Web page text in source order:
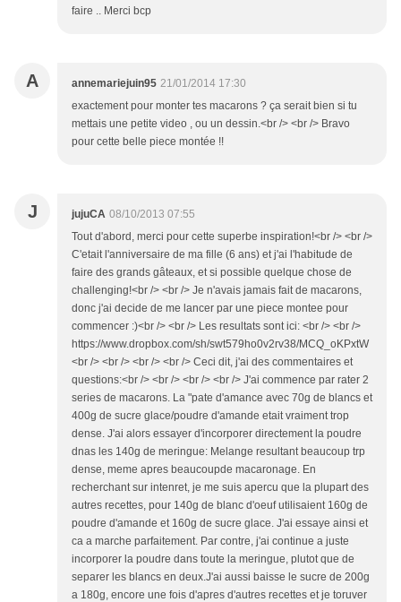
faire .. Merci bcp
A annemariejuin95 21/01/2014 17:30
exactement pour monter tes macarons ? ça serait bien si tu
mettais une petite video , ou un dessin.<br /> <br /> Bravo
pour cette belle piece montée !!
J jujuCA 08/10/2013 07:55
Tout d'abord, merci pour cette superbe inspiration!<br /> <br />
C'etait l'anniversaire de ma fille (6 ans) et j'ai l'habitude de
faire des grands gâteaux, et si possible quelque chose de
challenging!<br /> <br /> Je n'avais jamais fait de macarons,
donc j'ai decide de me lancer par une piece montee pour
commencer :)<br /> <br /> Les resultats sont ici: <br /> <br />
https://www.dropbox.com/sh/swt579ho0v2rv38/MCQ_oKPxtW
<br /> <br /> <br /> <br /> Ceci dit, j'ai des commentaires et
questions:<br /> <br /> <br /> <br /> J'ai commence par rater 2
series de macarons. La "pate d'amance avec 70g de blancs et
400g de sucre glace/poudre d'amande etait vraiment trop
dense. J'ai alors essayer d'incorporer directement la poudre
dnas les 140g de meringue: Melange resultant beaucoup trp
dense, meme apres beaucoupde macaronage. En
recherchant sur intenret, je me suis apercu que la plupart des
autres recettes, pour 140g de blanc d'oeuf utilisaient 160g de
poudre d'amande et 160g de sucre glace. J'ai essaye ainsi et
ca a marche parfaitement. Par contre, j'ai continue a juste
incorporer la poudre dans toute la meringue, plutot que de
separer les blancs en deux.J'ai aussi baisse le sucre de 200g
a 180g, encore une fois d'apres d'autres recettes et je toruver